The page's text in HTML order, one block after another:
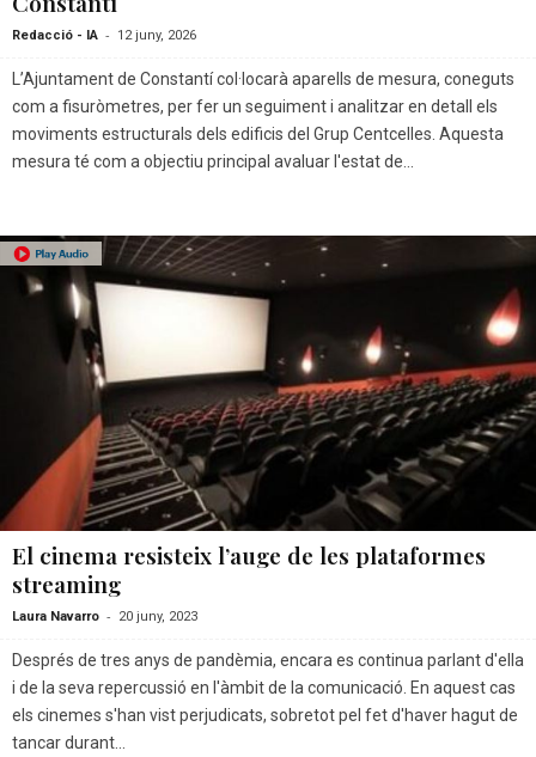
Redacció - IA - 12 juny, 2026
L’Ajuntament de Constantí col·locarà aparells de mesura, coneguts
com a fisuròmetres, per fer un seguiment i analitzar en detall els
moviments estructurals dels edificis del Grup Centcelles. Aquesta
mesura té com a objectiu principal avaluar l'estat de...
El cinema resisteix l’auge de les plataformes
streaming
Laura Navarro - 20 juny, 2023
Després de tres anys de pandèmia, encara es continua parlant d'ella
i de la seva repercussió en l'àmbit de la comunicació. En aquest cas
els cinemes s'han vist perjudicats, sobretot pel fet d'haver hagut de
tancar durant...